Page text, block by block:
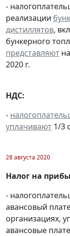
-
реализации
дистиллятов,
бункерного
представляют
2020 г.
НДС:
-
уплачивают 1/3
28 августа 2020
Налог на
-
авансовый
организациях,
авансовые